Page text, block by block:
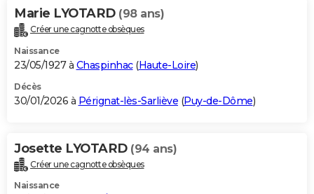
Marie LYOTARD (98 ans)
Créer une cagnotte obsèques
Naissance
23/05/1927 à Chaspinhac(Haute-Loire)
Décès
30/01/2026 à Pérignat-lès-Sarliève (Puy-de-Dôme)
Josette LYOTARD (94 ans)
Créer une cagnotte obsèques
Naissance